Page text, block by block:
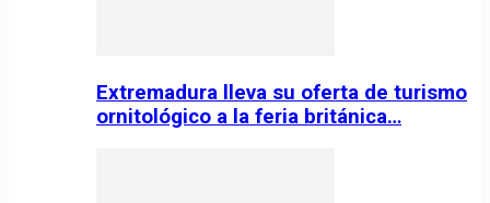
Extremadura lleva su oferta de turismo
ornitológico a la feria británica…